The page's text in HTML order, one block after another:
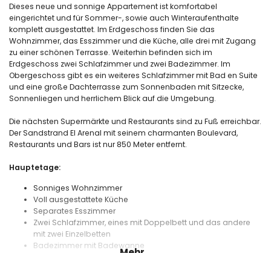
Dieses neue und sonnige Appartement ist komfortabel
eingerichtet und für Sommer-, sowie auch Winteraufenthalte
komplett ausgestattet. Im Erdgeschoss finden Sie das
Wohnzimmer, das Esszimmer und die Küche, alle drei mit Zugang
zu einer schönen Terrasse. Weiterhin befinden sich im
Erdgeschoss zwei Schlafzimmer und zwei Badezimmer. Im
Obergeschoss gibt es ein weiteres Schlafzimmer mit Bad en Suite
und eine große Dachterrasse zum Sonnenbaden mit Sitzecke,
Sonnenliegen und herrlichem Blick auf die Umgebung.
Die nächsten Supermärkte und Restaurants sind zu Fuß erreichbar.
Der Sandstrand El Arenal mit seinem charmanten Boulevard,
Restaurants und Bars ist nur 850 Meter entfernt.
Hauptetage:
Sonniges Wohnzimmer
Voll ausgestattete Küche
Separates Esszimmer
Zwei Schlafzimmer, eines mit Doppelbett und das andere
mit zwei Einzelbetten
Badezimmer mit Badewanne